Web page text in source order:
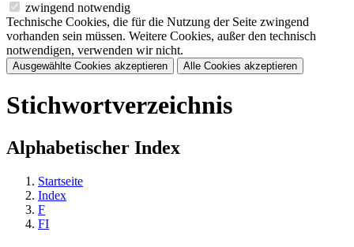
zwingend notwendig
Technische Cookies, die für die Nutzung der Seite zwingend
vorhanden sein müssen. Weitere Cookies, außer den technisch
notwendigen, verwenden wir nicht.
Ausgewählte Cookies akzeptieren Alle Cookies akzeptieren
Stichwortverzeichnis
Alphabetischer Index
Startseite
Index
F
FI